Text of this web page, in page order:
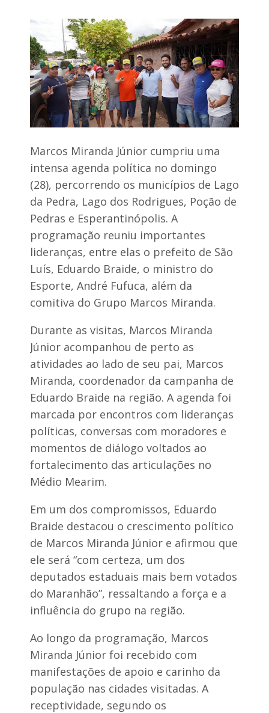
Marcos Miranda Júnior cumpriu uma
intensa agenda política no domingo
(28), percorrendo os municípios de Lago
da Pedra, Lago dos Rodrigues, Poção de
Pedras e Esperantinópolis. A
programação reuniu importantes
lideranças, entre elas o prefeito de São
Luís, Eduardo Braide, o ministro do
Esporte, André Fufuca, além da
comitiva do Grupo Marcos Miranda.
Durante as visitas, Marcos Miranda
Júnior acompanhou de perto as
atividades ao lado de seu pai, Marcos
Miranda, coordenador da campanha de
Eduardo Braide na região. A agenda foi
marcada por encontros com lideranças
políticas, conversas com moradores e
momentos de diálogo voltados ao
fortalecimento das articulações no
Médio Mearim.
Em um dos compromissos, Eduardo
Braide destacou o crescimento político
de Marcos Miranda Júnior e afirmou que
ele será “com certeza, um dos
deputados estaduais mais bem votados
do Maranhão”, ressaltando a força e a
influência do grupo na região.
Ao longo da programação, Marcos
Miranda Júnior foi recebido com
manifestações de apoio e carinho da
população nas cidades visitadas. A
receptividade, segundo os